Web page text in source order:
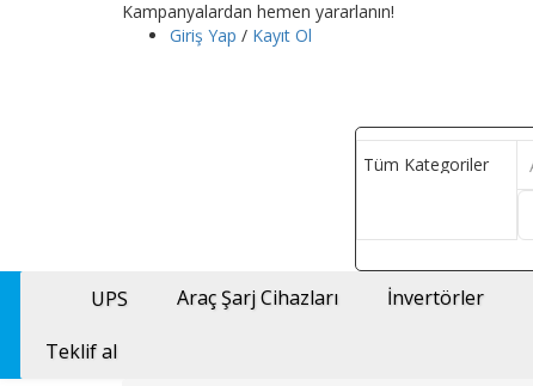
Kampanyalardan hemen yararlanın!
Giriş Yap / Kayıt Ol
UPS Araç Şarj Cihazları İnvertörler
Teklif al